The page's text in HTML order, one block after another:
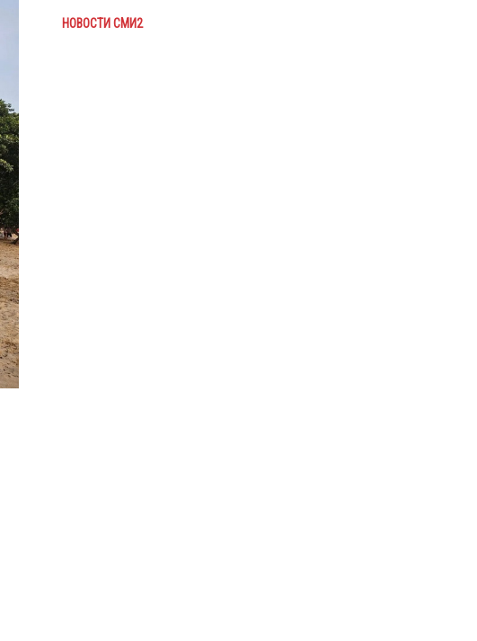
НОВОСТИ СМИ2